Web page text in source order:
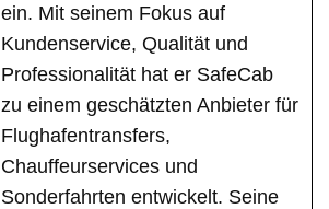
ein. Mit seinem Fokus auf
Kundenservice, Qualität und
Professionalität hat er SafeCab
zu einem geschätzten Anbieter für
Flughafentransfers,
Chauffeurservices und
Sonderfahrten entwickelt. Seine